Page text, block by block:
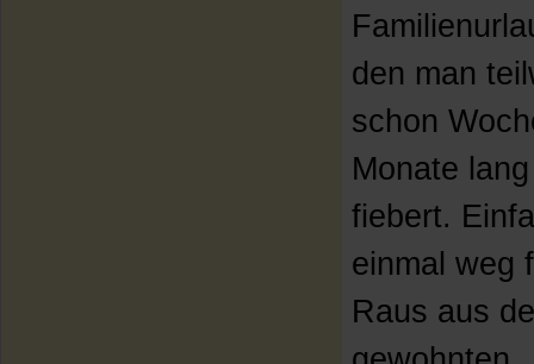
den man
schon
Monate
fiebert.
einmal weg
Raus aus